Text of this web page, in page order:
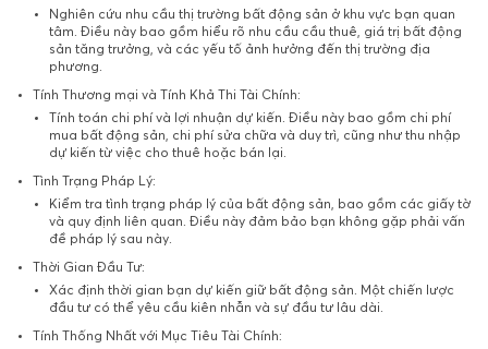
Nghiên cứu nhu cầu thị trường bất động sản ở khu vực bạn quan
tâm. Điều này bao gồm hiểu rõ nhu cầu cầu thuê, giá trị bất động
sản tăng trưởng, và các yếu tố ảnh hưởng đến thị trường địa
phương.
Tính Thương mại và Tính Khả Thi Tài Chính:
Tính toán chi phí và lợi nhuận dự kiến. Điều này bao gồm chi phí
mua bất động sản, chi phí sửa chữa và duy trì, cũng như thu nhập
dự kiến từ việc cho thuê hoặc bán lại.
Tình Trạng Pháp Lý:
Kiểm tra tình trạng pháp lý của bất động sản, bao gồm các giấy tờ
và quy định liên quan. Điều này đảm bảo bạn không gặp phải vấn
đề pháp lý sau này.
Thời Gian Đầu Tư:
Xác định thời gian bạn dự kiến giữ bất động sản. Một chiến lược
đầu tư có thể yêu cầu kiên nhẫn và sự đầu tư lâu dài.
Tính Thống Nhất với Mục Tiêu Tài Chính: